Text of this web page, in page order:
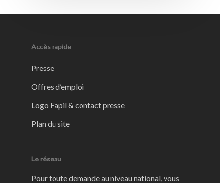
Accès rapide
Presse
Offres d’emploi
Logo Fapil & contact presse
Plan du site
Le réseau
Pour toute demande au niveau national, vous